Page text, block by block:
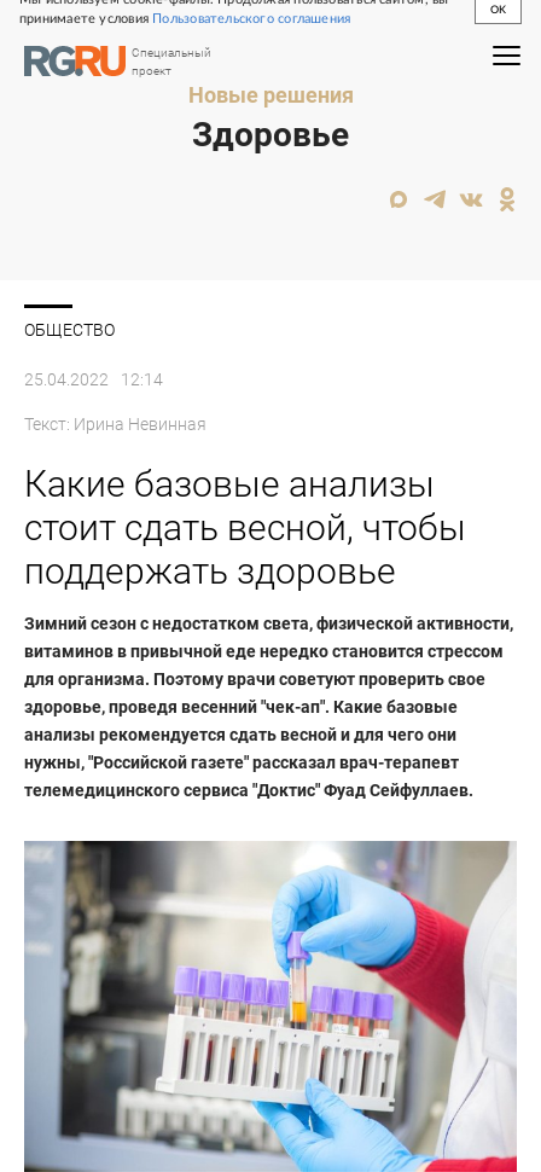
принимаете условия Пользовательского соглашения
OK
Специальный
проект
Здоровье
Новые решения
ОБЩЕСТВО
25.04.2022 12:14
Текст: Ирина Невинная
Какие базовые анализы
стоит сдать весной, чтобы
поддержать здоровье
Зимний сезон с недостатком света, физической активности,
витаминов в привычной еде нередко становится стрессом
для организма. Поэтому врачи советуют проверить свое
здоровье, проведя весенний "чек-ап". Какие базовые
анализы рекомендуется сдать весной и для чего они
нужны, "Российской газете" рассказал врач-терапевт
телемедицинского сервиса "Доктис" Фуад Сейфуллаев.